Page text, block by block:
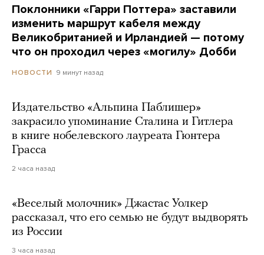
Поклонники «Гарри Поттера» заставили
изменить маршрут кабеля между
Великобританией и Ирландией — потому
что он проходил через «могилу» Добби
НОВОСТИ 9 минут назад
Издательство «Альпина Паблишер»
закрасило упоминание Сталина и Гитлера
в книге нобелевского лауреата Гюнтера
Грасса
2 часа назад
«Веселый молочник» Джастас Уолкер
рассказал, что его семью не будут выдворять
из России
3 часа назад